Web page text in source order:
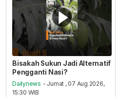
Bisakah Sukun Jadi Alternatif
Pengganti Nasi?
Dailynews - Jumat , 07 Aug 2026,
15:30 WIB